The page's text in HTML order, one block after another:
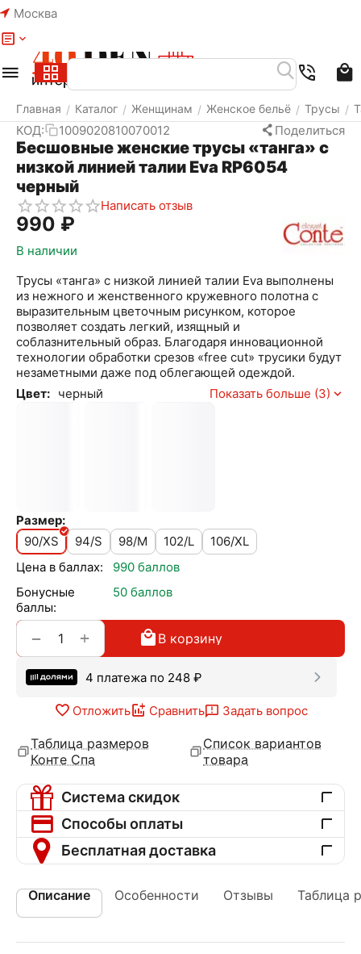
Москва
Главная / Каталог / Женщинам / Женское бельё / Трусы /
КОД: 1009020810070012 Поделиться
Бесшовные женские трусы «танга» с
низкой линией талии Eva RP6054
черный
Написать отзыв
‍990‍ ₽
В наличии
Трусы «танга» с низкой линией талии Eva выполнены
из нежного и женственного кружевного полотна с
выразительным цветочным рисунком, которое
позволяет создать легкий, изящный и
соблазнительный образ. Благодаря инновационной
технологии обработки срезов «free cut» трусики будут
незаметными даже под облегающей одеждой.
Цвет: черный Показать больше (3)
Размер:
90/XS
94/S 98/M 102/L
106/XL
Цена в баллах:
990 баллов
Бонусные
баллы:
50 баллов
+
− В корзину
4 платежа по 248 ₽
Отложить Сравнить Задать вопрос
Таблица размеров
Конте Спа
Список вариантов
товара
Система скидок
Способы оплаты
Бесплатная доставка
Описание Особенности Отзывы Таблица
Меню